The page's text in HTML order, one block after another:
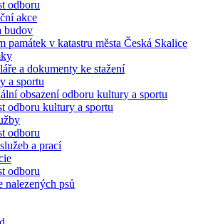
odboru
akce
budov
památek v katastru města Česká Skalice
a dokumenty ke stažení
a sportu
obsazení odboru kultury a sportu
odboru kultury a sportu
odboru
a prací
odboru
nalezených psů